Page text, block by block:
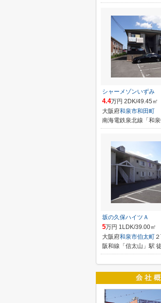
シャーメゾンいずみ
4.4万円 2DK/49.45㎡
大阪府和泉市和田町
南海電鉄泉北線「和
坂の久保ハイツＡ
5万円 1LDK/39.00㎡
大阪府和泉市伯太町
阪和線「信太山」駅